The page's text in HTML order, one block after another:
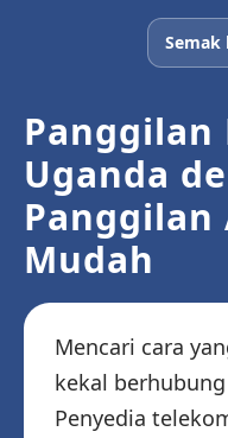
Semak
Panggilan
Uganda
Panggilan
Mudah
Mencari cara
kekal
Penyedia